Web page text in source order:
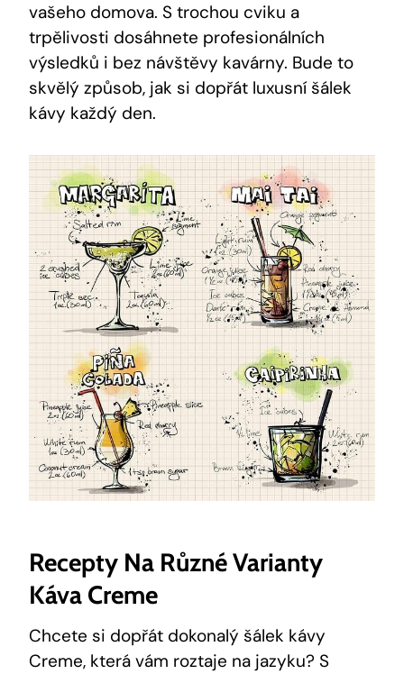
vašeho domova. S trochou cviku a
trpělivosti dosáhnete profesionálních
výsledků i bez návštěvy kavárny. Bude to
skvělý způsob, jak si dopřát luxusní šálek
kávy každý den.
Recepty Na Různé Varianty
Káva Creme
Chcete si dopřát dokonalý šálek kávy
Creme, která vám roztaje na jazyku? S